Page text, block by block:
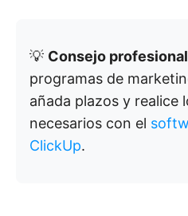
💡 Consejo
programas de
añada plazos y realice
necesarios con el
ClickUp.